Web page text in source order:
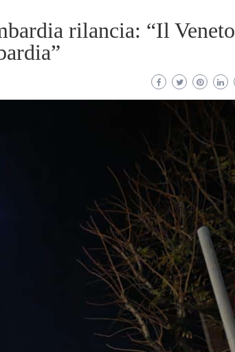
rilancia: “Il Veneto